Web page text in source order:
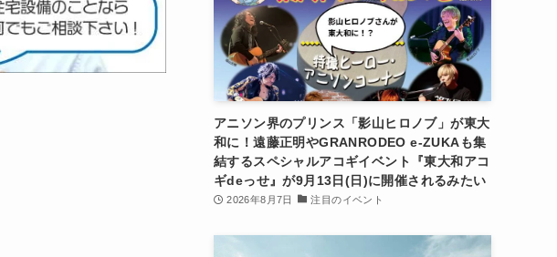
アニソン界のプリンス「影山ヒロノブ」が東大
和に！遠藤正明やGRANRODEO e-ZUKAも集
結するスペシャルアコギイベント『東大和アコ
ギdeっせ』が9月13日(日)に開催されるみたい
2026年8月7日 注目のイベント